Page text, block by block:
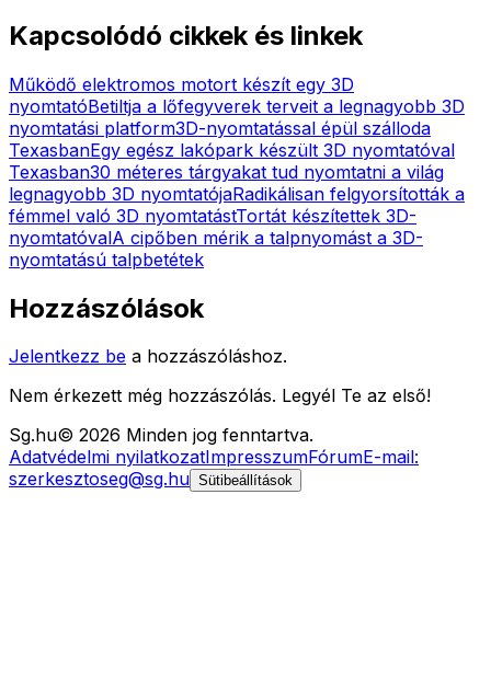
Kapcsolódó cikkek és linkek
Működő elektromos motort készít egy 3D
nyomtatóBetiltja a lőfegyverek terveit a legnagyobb 3D
nyomtatási platform3D-nyomtatással épül szálloda
TexasbanEgy egész lakópark készült 3D nyomtatóval
Texasban30 méteres tárgyakat tud nyomtatni a világ
legnagyobb 3D nyomtatójaRadikálisan felgyorsították a
fémmel való 3D nyomtatástTortát készítettek 3D-
nyomtatóvalA cipőben mérik a talpnyomást a 3D-
nyomtatású talpbetétek
Hozzászólások
Jelentkezz be a hozzászóláshoz.
Nem érkezett még hozzászólás. Legyél Te az első!
Sg.hu© 2026 Minden jog fenntartva.
Adatvédelmi nyilatkozatImpresszumFórumE-mail:
szerkesztoseg@sg.hu Sütibeállítások